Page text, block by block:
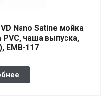
Nano Satine мойка
PVC, чаша выпуска,
EMB-117